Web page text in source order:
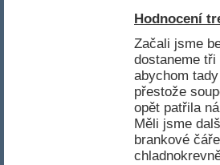
Hodnocení
Začali jsme
dostaneme
abychom
přestože
opět patřila
Měli jsme
brankové